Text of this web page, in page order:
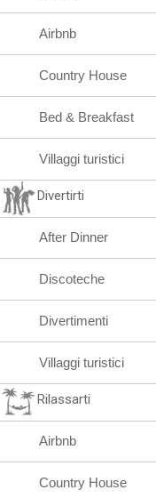
Airbnb
Country House
Bed & Breakfast
Villaggi turistici
Divertirti
After Dinner
Discoteche
Divertimenti
Villaggi turistici
Rilassarti
Airbnb
Country House